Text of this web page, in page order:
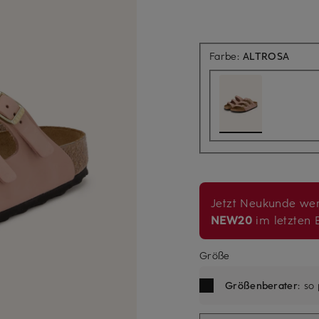
Farbe:ALTROSA
Jetzt Neukunde
NEW20 im letzten
Größe
Größenberater: so